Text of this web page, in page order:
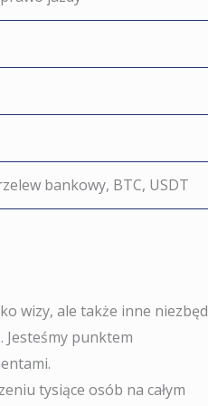
bankowy, BTC, USDT
wizy, ale także inne
. Jesteśmy punktem
tysiące osób na całym